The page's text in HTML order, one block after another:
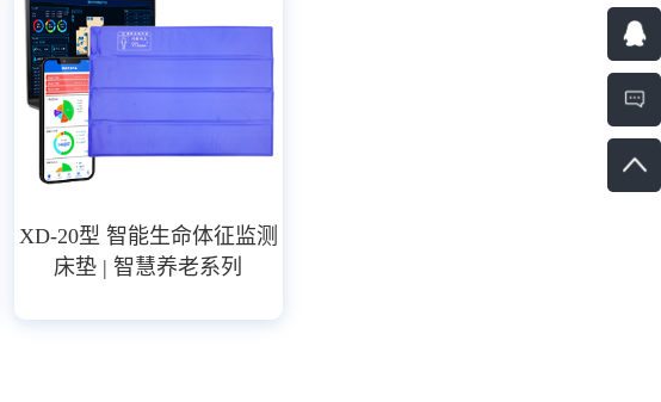
XD-20型 智能生命体征监测
床垫 | 智慧养老系列